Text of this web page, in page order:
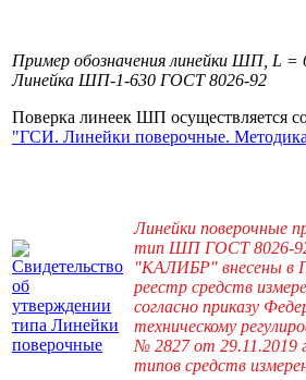
Пример обозначения линейки ШП, L =
Линейка ШП-1-630 ГОСТ 8026-92
Поверка линеек ШП осуществляется
"ГСИ. Линейки поверочные.
Линейки поверочные
тип ШП ГОСТ 8026-
"КАЛИБР" внесены в
реестр средств
согласно приказу
техническому
№ 2827 от 29.11.2019
типов средств